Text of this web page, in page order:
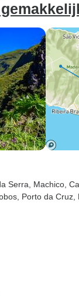
Serra , Machico ,
, Porto da Cruz